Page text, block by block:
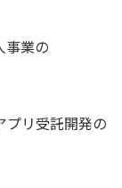
事業の
プリ受託開発の